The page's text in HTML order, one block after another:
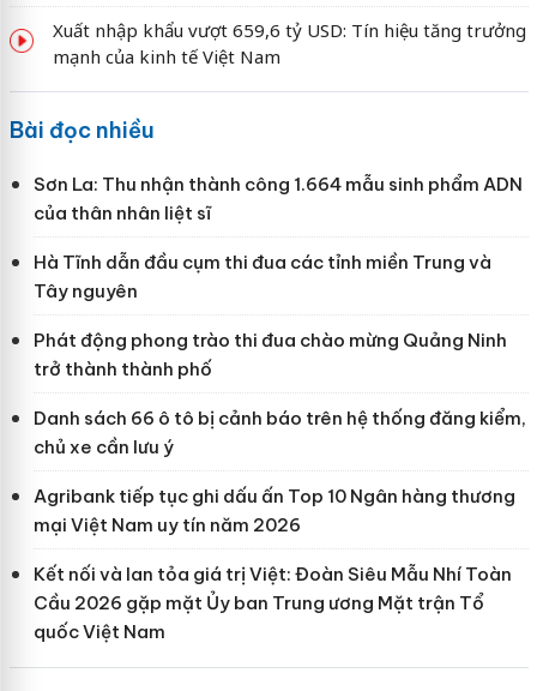
Xuất nhập khẩu vượt 659,6 tỷ USD: Tín hiệu tăng trưởng
mạnh của kinh tế Việt Nam
Bài đọc nhiều
Sơn La: Thu nhận thành công 1.664 mẫu sinh phẩm ADN
của thân nhân liệt sĩ
Hà Tĩnh dẫn đầu cụm thi đua các tỉnh miền Trung và
Tây nguyên
Phát động phong trào thi đua chào mừng Quảng Ninh
trở thành thành phố
Danh sách 66 ô tô bị cảnh báo trên hệ thống đăng kiểm,
chủ xe cần lưu ý
Agribank tiếp tục ghi dấu ấn Top 10 Ngân hàng thương
mại Việt Nam uy tín năm 2026
Kết nối và lan tỏa giá trị Việt: Đoàn Siêu Mẫu Nhí Toàn
Cầu 2026 gặp mặt Ủy ban Trung ương Mặt trận Tổ
quốc Việt Nam